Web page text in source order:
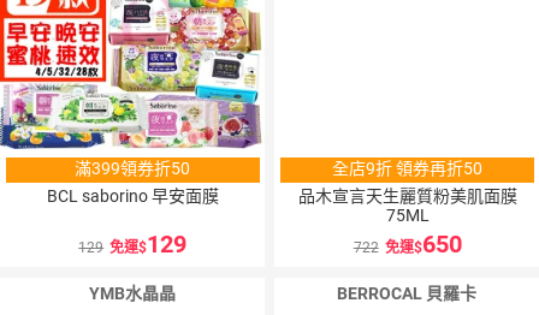
滿399領券折50
BCL saborino 早安面膜
129 免運 129
全店9折 領券再折50
品木宣言天生麗質粉美肌面膜
75ML
722 免運 650
YMB水晶晶 BERROCAL 貝羅卡